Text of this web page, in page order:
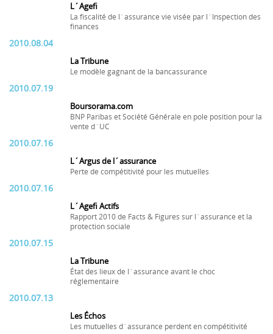
L´Agefi
La fiscalité de l´assurance vie visée par l´Inspection des
finances
2010.08.04
La Tribune
Le modèle gagnant de la bancassurance
2010.07.19
Boursorama.com
BNP Paribas et Société Générale en pole position pour la
vente d´UC
2010.07.16
L´Argus de l´assurance
Perte de compétitivité pour les mutuelles
2010.07.16
L´Agefi Actifs
Rapport 2010 de Facts & Figures sur l´assurance et la
protection sociale
2010.07.15
La Tribune
État des lieux de l´assurance avant le choc
réglementaire
2010.07.13
Les Échos
Les mutuelles d´assurance perdent en compétitivité